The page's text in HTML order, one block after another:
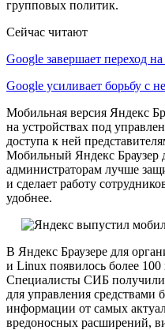
групповых политик.
Сейчас читают
Google завершает переход
Google усиливает борьбу с
Мобильная версия Яндекс
на устройствах под
доступа к ней
Мобильный Яндекс Браузер
администраторам лучше
и сделает работу
удобнее.
В Яндекс Браузере для
и Linux появилось более
Специалисты СИБ
для управления средствами
информации от самых
вредоносных расширений,